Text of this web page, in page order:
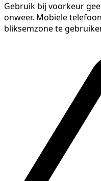
Gebruik bij voorkeur
onweer. Mobiele
bliksemzone te